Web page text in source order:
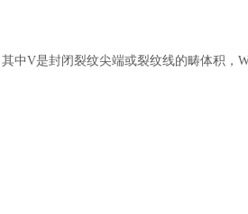
其中V是封闭裂纹尖端或裂纹线的畴体积，